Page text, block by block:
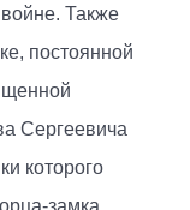
Также
постоянной
Сергеевича
которого
замка.